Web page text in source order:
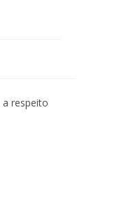
respeito